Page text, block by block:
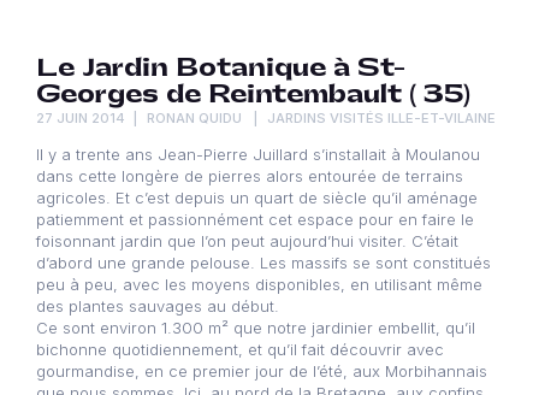
Le Jardin Botanique à St-
Georges de Reintembault ( 35)
27 JUIN 2014 RONAN QUIDU JARDINS VISITÉS ILLE-ET-VILAINE
Il y a trente ans Jean-Pierre Juillard s’installait à Moulanou
dans cette longère de pierres alors entourée de terrains
agricoles. Et c’est depuis un quart de siècle qu’il aménage
patiemment et passionnément cet espace pour en faire le
foisonnant jardin que l’on peut aujourd’hui visiter. C’était
d’abord une grande pelouse. Les massifs se sont constitués
peu à peu, avec les moyens disponibles, en utilisant même
des plantes sauvages au début.
Ce sont environ 1.300 m² que notre jardinier embellit, qu’il
bichonne quotidiennement, et qu’il fait découvrir avec
gourmandise, en ce premier jour de l’été, aux Morbihannais